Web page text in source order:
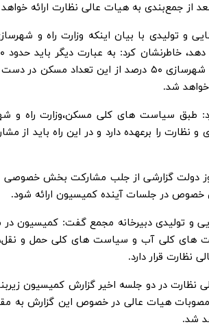
از جمع‌بندی به هیات عالی نظارت ارائه
شد.
طبق سیاست های کلی مسکن،وزارت راه و
و نظارت را برعهده دارد و در این راه
دولت گزارشی از جلب مشارکت بخش خصوصی و
خصوص در جلسات آینده کمیسیون ارائه شود.
و تولیدی دبیرخانه مجمع گفت: کمیسیون
های کلی آب و سیاست های کلی حمل و نقل،
نظارت قرار دارد.
نظارت در دو جلسه اخیر گزارش کمیسیون
مصوبات هیات عالی در خصوص این گزارش به
شد.